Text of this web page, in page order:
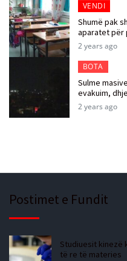
VENDI
Shumë pak
aparatet për
2 years ago
BOTA
Sulme
evakuim,
2 years ago
Postimet e Fundit
Studiuesit kinezë
të re të materies